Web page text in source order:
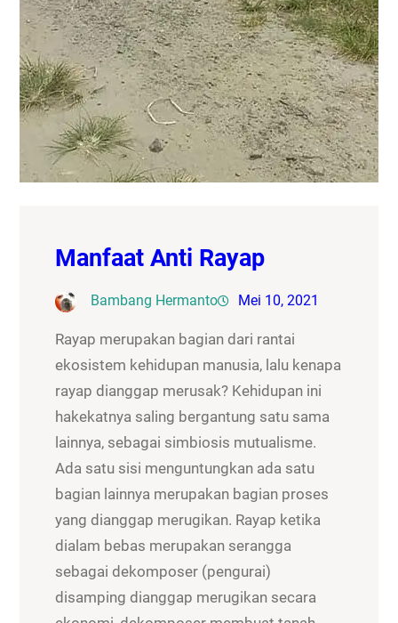
Manfaat Anti Rayap
Bambang Hermanto Mei 10, 2021
Rayap merupakan bagian dari rantai
ekosistem kehidupan manusia, lalu kenapa
rayap dianggap merusak? Kehidupan ini
hakekatnya saling bergantung satu sama
lainnya, sebagai simbiosis mutualisme.
Ada satu sisi menguntungkan ada satu
bagian lainnya merupakan bagian proses
yang dianggap merugikan. Rayap ketika
dialam bebas merupakan serangga
sebagai dekomposer (pengurai)
disamping dianggap merugikan secara